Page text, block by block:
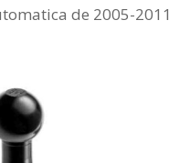
de 2005-2011